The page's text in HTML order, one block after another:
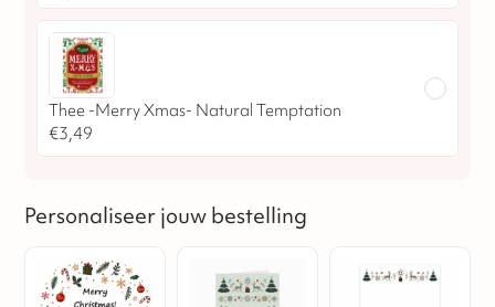
Thee -Merry Xmas- Natural Temptation
€3,49
Personaliseer jouw bestelling